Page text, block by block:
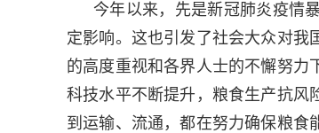
今年以来，先是新冠肺炎疫情
定影响。这也引发了社会大众对我
的高度重视和各界人士的不懈努力
科技水平不断提升，粮食生产抗风
到运输、流通，都在努力确保粮食